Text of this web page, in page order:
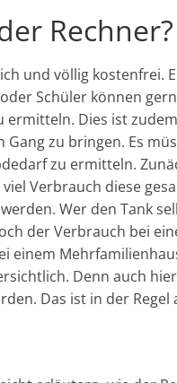
Rechner?
und völlig kostenfrei.
Schüler können
ermitteln. Dies ist
zu bringen. Es
zu ermitteln.
Verbrauch diese
Wer den Tank
der Verbrauch bei
einem
Denn auch
Das ist in der